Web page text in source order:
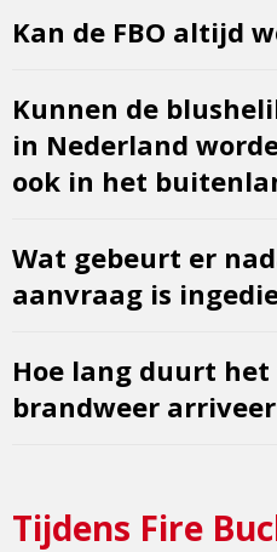
Kan de FBO altijd
Kunnen de
in Nederland
ook in het
Wat gebeurt er
aanvraag is
Hoe lang duurt
brandweer
Tijdens Fire